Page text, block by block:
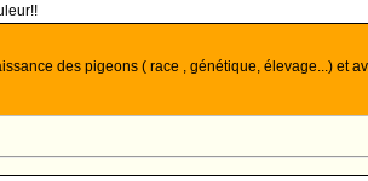
des pigeons ( race , génétique, élevage...) et